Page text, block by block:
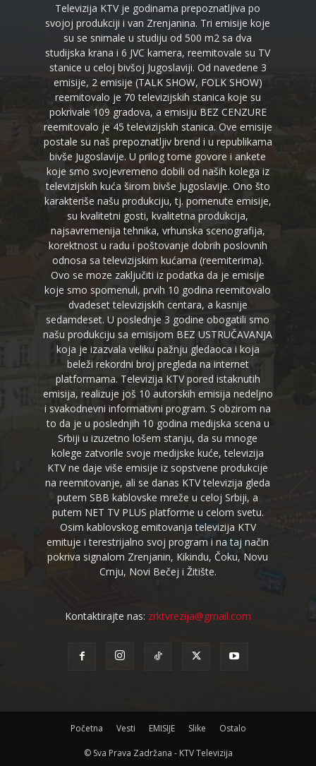
Televizija KTV je godinama prepoznatljiva po
svojoj produkciji i van Zrenjanina. Tri emisije koje
su se snimale u studiju od 500 m2 sa dva
studijska krana i 6 JVC kamera, reemitovale su TV
stanice u celoj bivšoj Jugoslaviji. Od navedene 3
emisije, 2 emisije (TALK SHOW, FOLK SHOW)
reemitovalo je 70 televizijskih stanica koje su
pokrivale 109 gradova, a emisiju BEZ CENZURE
reemitovalo je 45 televizijskih stanica. Ove emisije
postale su naš prepoznatljiv brend i u republikama
bivše Jugoslavije. U prilog tome govore i ankete
koje smo svojevremeno dobili od naših kolega iz
televizijskih kuća širom bivše Jugoslavije. Ono što
karakteriše našu produkciju, tj. pomenute emisije,
su kvalitetni gosti, kvalitetna produkcija,
najsavremenija tehnika, vrhunska scenografija,
korektnost u radu i poštovanje dobrih poslovnih
odnosa sa televizijskim kućama (reemiterima).
Ovo se moze zaključiti iz podatka da je emisije
koje smo spomenuli, prvih 10 godina reemitovalo
dvadeset televizijskih centara, a kasnije
sedamdeset. U poslednje 3 godine obogatili smo
našu produkciju sa emisijom BEZ USTRUČAVANJA
koja je izazvala veliku pažnju gledaoca i koja
beleži rekordni broj pregleda na internet
platformama. Televizija KTV pored istaknutih
emisija, realizuje još 10 autorskih emisija nedeljno
i svakodnevni informativni program. S obzirom na
to da je u poslednjih 10 godina medijska scena u
Srbiji u izuzetno lošem stanju, da su mnoge
kolege zatvorile svoje medijske kuće, televizija
KTV ne daje više emisije iz sopstvene produkcije
na reemitovanje, ali se danas KTV televizija gleda
putem SBB kablovske mreže u celoj Srbiji, a
putem NET TV PLUS platforme u celom svetu.
Osim kablovskog emitovanja televizija KTV
emituje i terestrijalno svoj program i na taj način
pokriva signalom Zrenjanin, Kikindu, Čoku, Novu
Crnju, Novi Bečej i Žitište.
Kontaktirajte nas: zrktvrezija@gmail.com
Početna Vesti EMISIJE Slike Ostalo
© Sva Prava Zadržana - KTV Televizija